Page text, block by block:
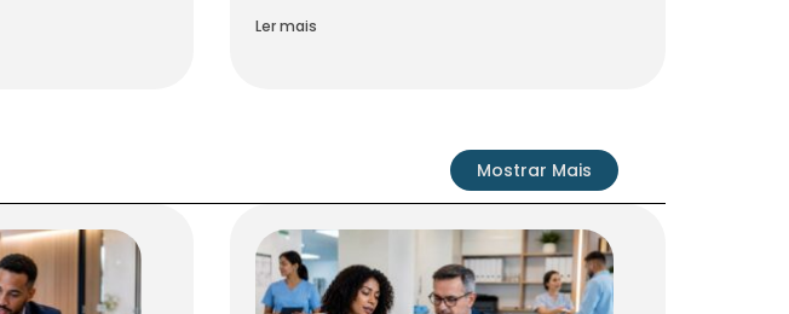
Ler mais
Mostrar Mais